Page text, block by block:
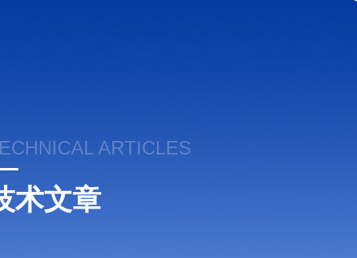
ARTICLES
术文章